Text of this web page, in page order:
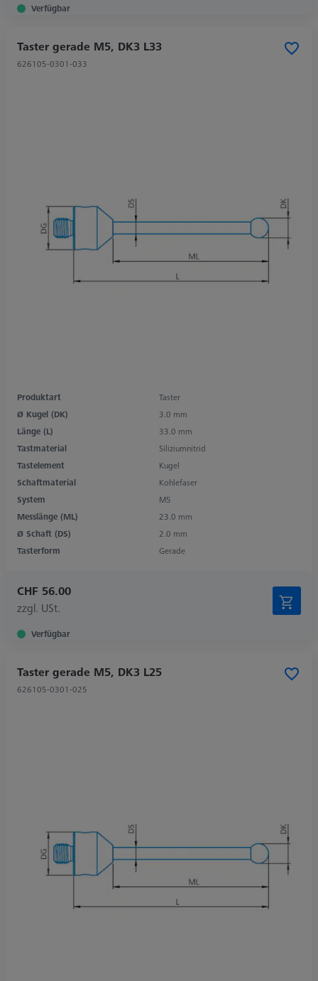
Verfügbar
Taster gerade M5, DK3 L33
626105-0301-033
Produktart
Taster
Ø Kugel (DK)
3.0 mm
Länge (L)
33.0 mm
Tastmaterial
Siliziumnitrid
Tastelement
Kugel
Schaftmaterial
Kohlefaser
System
M5
Messlänge (ML)
23.0 mm
Ø Schaft (DS)
2.0 mm
Tasterform
Gerade
CHF 56.00
zzgl. USt.
Verfügbar
Taster gerade M5, DK3 L25
626105-0301-025